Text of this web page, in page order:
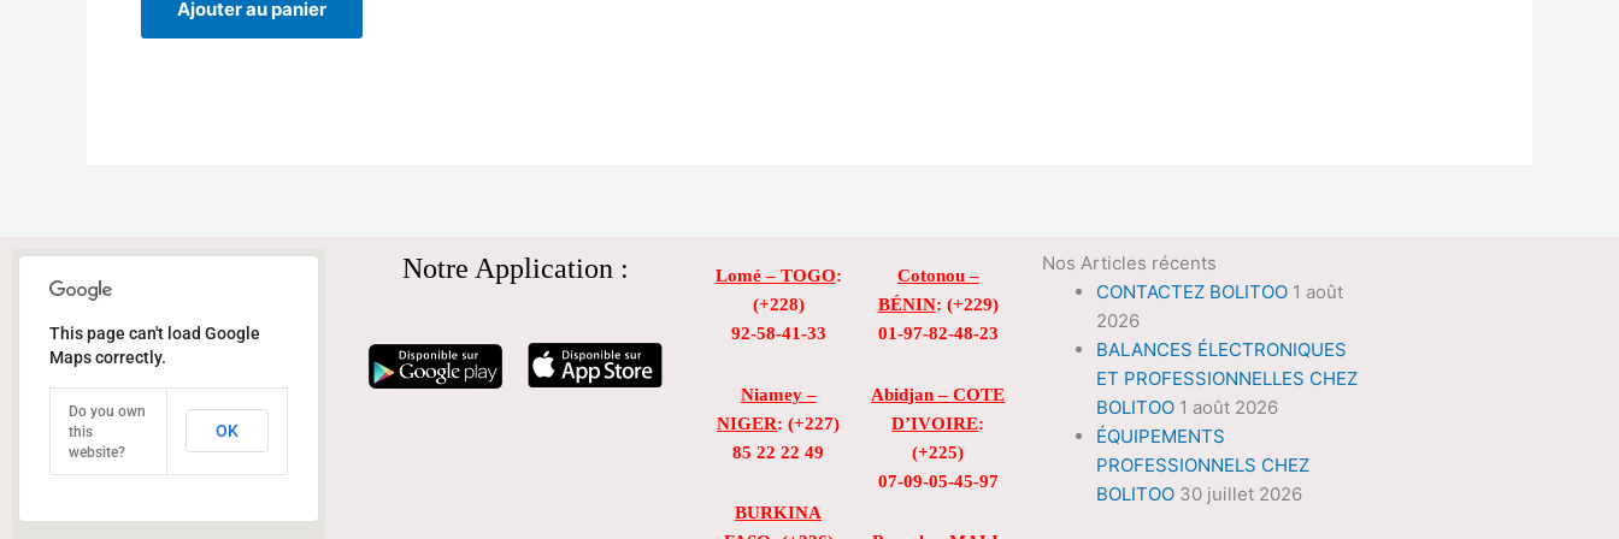
Ajouter au panier
This page can't load Google
Maps correctly.
Do you own
this
website?
OK
Notre Application : Lomé – TOGO:
(+228)
92-58-41-33
Niamey –
NIGER: (+227)
85 22 22 49
BURKINA
Cotonou –
BÉNIN: (+229)
01-97-82-48-23
Abidjan – COTE
D’IVOIRE:
(+225)
07-09-05-45-97
Nos Articles récents
CONTACTEZ BOLITOO 1 août
2026
BALANCES ÉLECTRONIQUES
ET PROFESSIONNELLES CHEZ
BOLITOO 1 août 2026
ÉQUIPEMENTS
PROFESSIONNELS CHEZ
BOLITOO 30 juillet 2026